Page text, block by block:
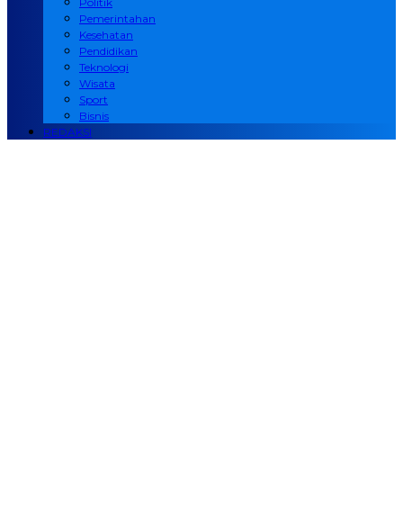
Pemerintahan
Kesehatan
Pendidikan
Teknologi
Wisata
Sport
Bisnis
REDAKSI